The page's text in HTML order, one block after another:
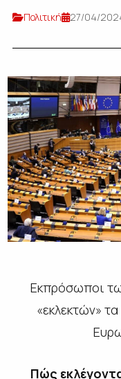
Πολιτική 27/04/
Εκπρόσωποι
«εκλεκτών»
Πώς